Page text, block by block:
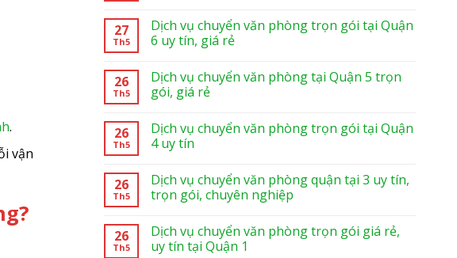
.
vận
27
Th5
Dịch vụ chuyển văn phòng trọn gói tại Quận
6 uy tín, giá rẻ
26
Th5
Dịch vụ chuyển văn phòng tại Quận 5 trọn
gói, giá rẻ
26
Th5
Dịch vụ chuyển văn phòng trọn gói tại Quận
4 uy tín
26
Th5
Dịch vụ chuyển văn phòng quận tại 3 uy tín,
trọn gói, chuyên nghiệp
26
Th5
Dịch vụ chuyển văn phòng trọn gói giá rẻ,
uy tín tại Quận 1